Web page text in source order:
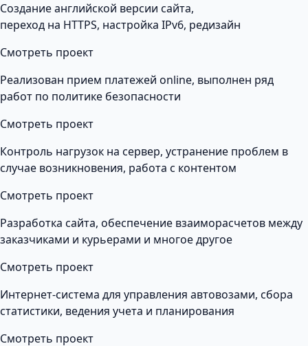
Создание английской версии сайта,
переход на HTTPS, настройка IPv6, редизайн
Смотреть проект
Реализован прием платежей online, выполнен ряд
работ по политике безопасности
Смотреть проект
Контроль нагрузок на сервер, устранение проблем в
случае возникновения, работа с контентом
Смотреть проект
Разработка сайта, обеспечение взаиморасчетов между
заказчиками и курьерами и многое другое
Смотреть проект
Интернет-система для управления автовозами, сбора
статистики, ведения учета и планирования
Смотреть проект